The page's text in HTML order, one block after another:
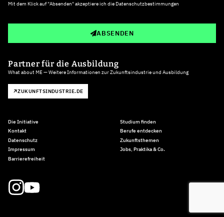
Mit dem Klick auf "Absenden" akzeptiere ich die Datenschutzbestimmungen
ABSENDEN
Partner für die Ausbildung
What about ME — Weitere Informationen zur Zukunftsindustrie und Ausbildung
ZUKUNFTSINDUSTRIE.DE
Die Initiative
Kontakt
Datenschutz
Impressum
Barrierefreiheit
Studium finden
Berufe entdecken
Zukunftsthemen
Jobs, Praktika & Co.